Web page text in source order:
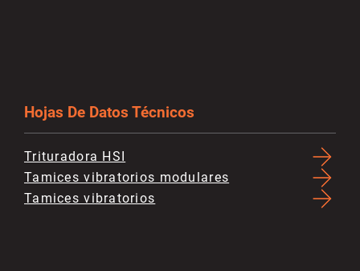
Hojas De Datos Técnicos
Trituradora HSI
Tamices vibratorios modulares
Tamices vibratorios